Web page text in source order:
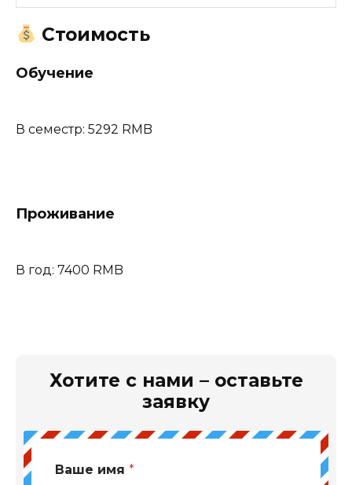
Стоимость
Обучение
В семестр: 5292 RMB
Проживание
В год: 7400 RMB
Хотите с нами – оставьте
заявку
Ваше имя *